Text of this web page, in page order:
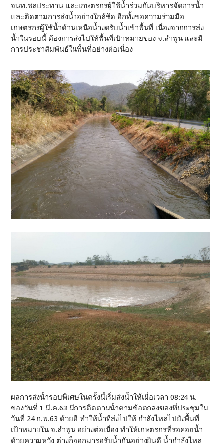
จนท.ชลประทาน และเกษตรกรผู้ใช้น้ำร่วมกันบริหารจัดการน้ำ
และติดตามการส่งน้ำอย่างใกล้ชิด อีกทั้งขอความร่วมมือ
เกษตรกรผู้ใช้น้ำด้านเหนือน้ำงดรับน้ำเข้าพื้นที่ เนื่องจากการส่ง
น้ำในรอบนี้ ต้องการส่งไปให้พื้นที่เป้าหมายของ จ.ลำพูน และมี
การประชาสัมพันธ์ในพื้นที่อย่างต่อเนื่อง
ผลการส่งน้ำรอบพิเศษในครั้งนี้เริ่มส่งน้ำให้เมื่อเวลา 08:24 น.
ของวันที่ 1 มี.ค.63 มีการติดตามน้ำตามข้อตกลงของที่ประชุมใน
วันที่ 24 ก.พ.63 ด้วยดี ทำให้น้ำที่ส่งไปให้ กำลังไหลไปยังพื้นที่
เป้าหมายใน จ.ลำพูน อย่างต่อเนื่อง ทำให้เกษตรกรที่รอคอยน้ำ
ด้วยความหวัง ต่างก็ออกมารอรับน้ำกันอย่างยินดี น้ำกำลังไหล